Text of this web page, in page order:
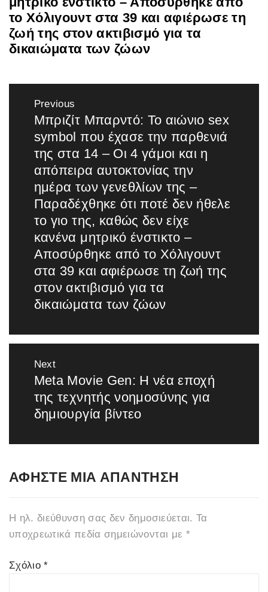
το Χόλιγουντ στα 39 και αφιέρωσε τη
ζωή της στον ακτιβισμό για τα
δικαιώματα των ζώων
άρθρων
Previous
Previous
post:
Μπριζίτ Μπαρντό: To αιώνιο sex
symbol που έχασε την παρθενιά
της στα 14 – Οι 4 γάμοι και η
απόπειρα αυτοκτονίας την
ημέρα των γενεθλίων της –
Παραδέχθηκε ότι ποτέ δεν ήθελε
το γιο της, καθώς δεν είχε
κανένα μητρικό ένστικτο –
Αποσύρθηκε από το Χόλιγουντ
στα 39 και αφιέρωσε τη ζωή της
στον ακτιβισμό για τα
δικαιώματα των ζώων
Next
Next
post:
Meta Movie Gen: Η νέα εποχή
της τεχνητής νοημοσύνης για
δημιουργία βίντεο
ΑΦΉΣΤΕ ΜΙΑ ΑΠΆΝΤΗΣΗ
Η ηλ. διεύθυνση σας δεν δημοσιεύεται. Τα
υποχρεωτικά πεδία σημειώνονται με *
Σχόλιο*